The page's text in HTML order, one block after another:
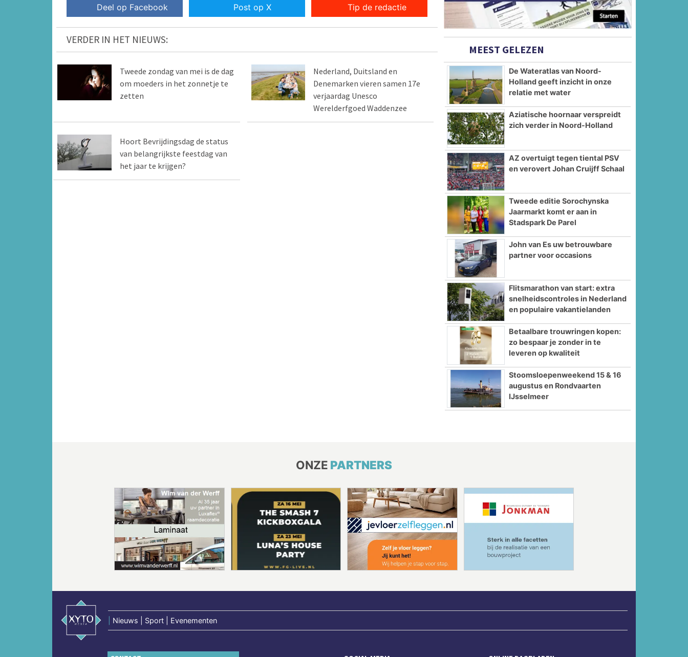
Deel op Facebook Post op X Tip de redactie
VERDER IN HET NIEUWS:
Tweede zondag van mei is de dag
om moeders in het zonnetje te
zetten
Nederland, Duitsland en
Denemarken vieren samen 17e
verjaardag Unesco
Werelderfgoed Waddenzee
Hoort Bevrijdingsdag de status
van belangrijkste feestdag van
het jaar te krijgen?
MEEST GELEZEN
De Wateratlas van Noord-
Holland geeft inzicht in onze
relatie met water
Aziatische hoornaar verspreidt
zich verder in Noord-Holland
AZ overtuigt tegen tiental PSV
en verovert Johan Cruijff Schaal
Tweede editie Sorochynska
Jaarmarkt komt er aan in
Stadspark De Parel
John van Es uw betrouwbare
partner voor occasions
Flitsmarathon van start: extra
snelheidscontroles in Nederland
en populaire vakantielanden
Betaalbare trouwringen kopen:
zo bespaar je zonder in te
leveren op kwaliteit
Stoomsloepenweekend 15 & 16
augustus en Rondvaarten
IJsselmeer
ONZE PARTNERS
Nieuws | Sport | Evenementen